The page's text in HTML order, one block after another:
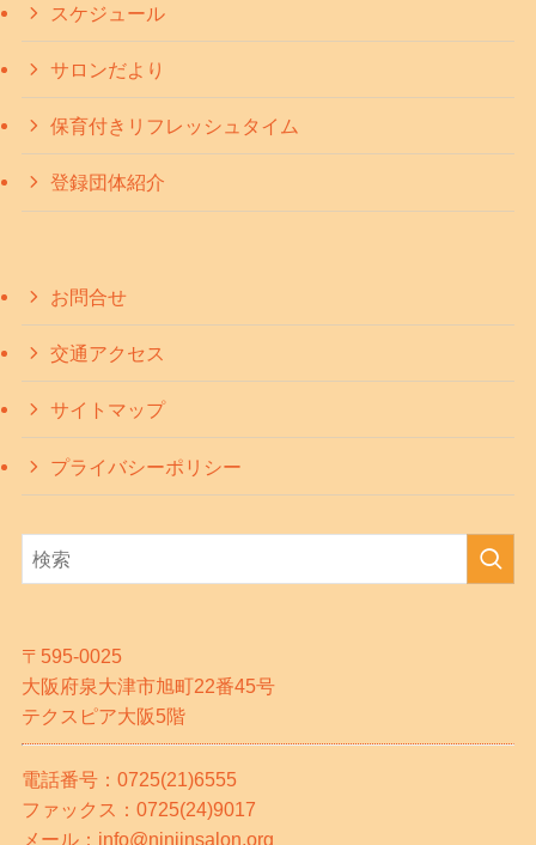
スケジュール
サロンだより
保育付きリフレッシュタイム
登録団体紹介
お問合せ
交通アクセス
サイトマップ
プライバシーポリシー
〒595-0025
大阪府泉大津市旭町22番45号
テクスピア大阪5階
電話番号：0725(21)6555
ファックス：0725(24)9017
メール：info@ninjinsalon.org